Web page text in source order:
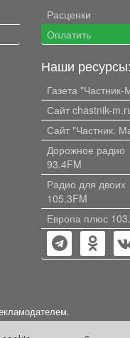
Расценки
Оплатить
Наши ресурсы:
Газета "Частник-
Сайт chastnik-
Сайт "Частник.
Дорожное радио
93.4FM
Радио для двоих
105.3FM
Европа плюс
материалах и